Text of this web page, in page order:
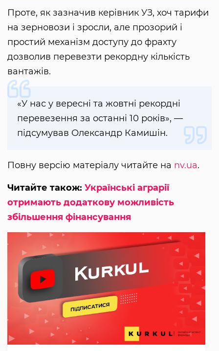
Проте, як зазначив керівник УЗ, хоч тарифи
на зерновози і зросли, але прозорий і
простий механізм доступу до фрахту
дозволив перевезти рекордну кількість
вантажів.
«У нас у вересні та жовтні рекордні
перевезення за останні 10 років», —
підсумував Олександр Камишін.
Повну версію матеріалу читайте на nv.ua.
Читайте також: Українські аграрії
отримають додаткову можливість
збільшення фінансування